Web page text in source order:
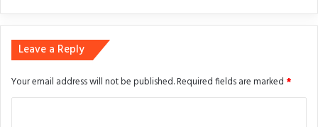
Leave a Reply
Your email address will not be published.Required fields are marked *